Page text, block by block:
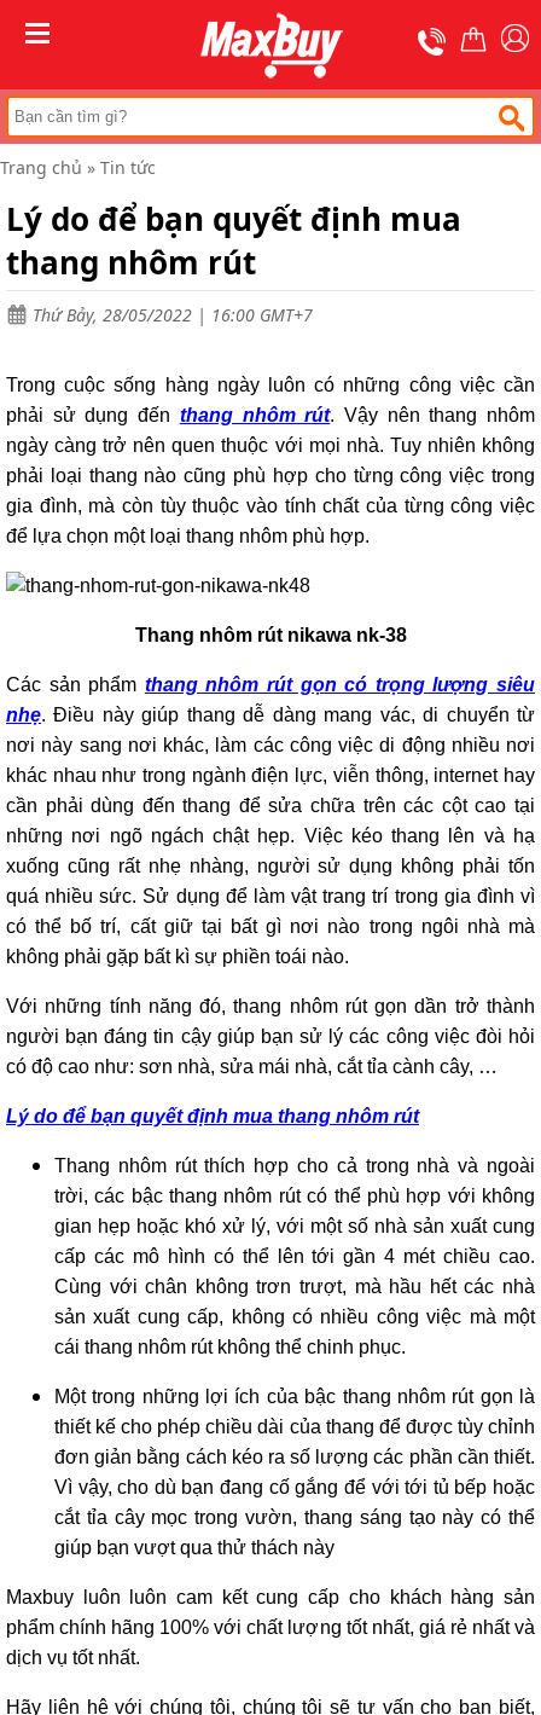
Trang
chủ
Thang
rút
Thang
nghiệp
Thang
ghế
bản
to
nhôm
gấp
đa
năng
Thang
gấp
chữ
A
Thang
Thương
Tin
tức
Liên
hệ
Trang chủ » Tin tức
Lý do để bạn quyết định mua
thang nhôm rút
Thứ Bảy, 28/05/2022 | 16:00 GMT+7
Trong cuộc sống hàng ngày luôn có những công việc cần
phải sử dụng đến thang nhôm rút. Vậy nên thang nhôm
ngày càng trở nên quen thuộc với mọi nhà. Tuy nhiên không
phải loại thang nào cũng phù hợp cho từng công việc trong
gia đình, mà còn tùy thuộc vào tính chất của từng công việc
để lựa chọn một loại thang nhôm phù hợp.
Thang nhôm rút nikawa nk-38
Các sản phẩm thang nhôm rút gọn có trọng lượng siêu
nhẹ. Điều này giúp thang dễ dàng mang vác, di chuyển từ
nơi này sang nơi khác, làm các công việc di động nhiều nơi
khác nhau như trong ngành điện lực, viễn thông, internet hay
cần phải dùng đến thang để sửa chữa trên các cột cao tại
những nơi ngõ ngách chật hẹp. Việc kéo thang lên và hạ
xuống cũng rất nhẹ nhàng, người sử dụng không phải tốn
quá nhiều sức. Sử dụng để làm vật trang trí trong gia đình vì
có thể bố trí, cất giữ tại bất gì nơi nào trong ngôi nhà mà
không phải gặp bất kì sự phiền toái nào.
Với những tính năng đó, thang nhôm rút gọn dần trở thành
người bạn đáng tin cậy giúp bạn sử lý các công việc đòi hỏi
có độ cao như: sơn nhà, sửa mái nhà, cắt tỉa cành cây, …
Lý do để bạn quyết định mua thang nhôm rút
Thang nhôm rút thích hợp cho cả trong nhà và ngoài
trời, các bậc thang nhôm rút có thể phù hợp với không
gian hẹp hoặc khó xử lý, với một số nhà sản xuất cung
cấp các mô hình có thể lên tới gần 4 mét chiều cao.
Cùng với chân không trơn trượt, mà hầu hết các nhà
sản xuất cung cấp, không có nhiều công việc mà một
cái thang nhôm rút không thể chinh phục.
Một trong những lợi ích của bậc thang nhôm rút gọn là
thiết kế cho phép chiều dài của thang để được tùy chỉnh
đơn giản bằng cách kéo ra số lượng các phần cần thiết.
Vì vậy, cho dù bạn đang cố gắng để với tới tủ bếp hoặc
cắt tỉa cây mọc trong vườn, thang sáng tạo này có thể
giúp bạn vượt qua thử thách này
Maxbuy luôn luôn cam kết cung cấp cho khách hàng sản
phẩm chính hãng 100% với chất lượng tốt nhất, giá rẻ nhất và
dịch vụ tốt nhất.
Hãy liên hệ với chúng tôi, chúng tôi sẽ tư vấn cho bạn biết,